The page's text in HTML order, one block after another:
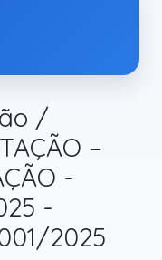
/
–
-
-
2025